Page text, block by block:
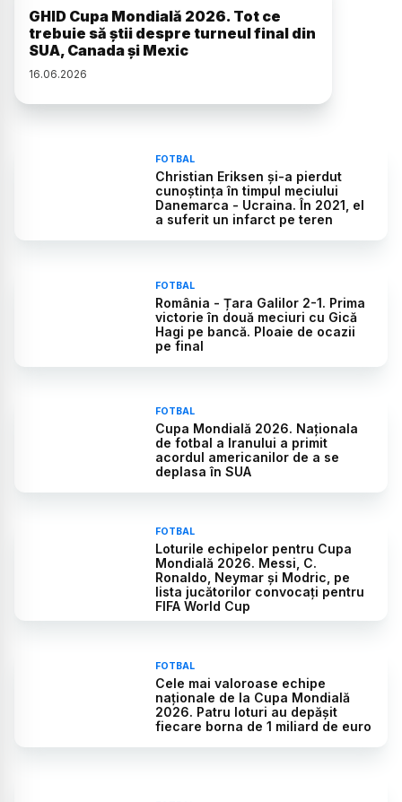
GHID Cupa Mondială 2026. Tot ce
trebuie să știi despre turneul final din
SUA, Canada și Mexic
16.06.2026
FOTBAL
Christian Eriksen și-a pierdut
cunoștința în timpul meciului
Danemarca - Ucraina. În 2021, el
a suferit un infarct pe teren
FOTBAL
România - Țara Galilor 2-1. Prima
victorie în două meciuri cu Gică
Hagi pe bancă. Ploaie de ocazii
pe final
FOTBAL
Cupa Mondială 2026. Naționala
de fotbal a Iranului a primit
acordul americanilor de a se
deplasa în SUA
FOTBAL
Loturile echipelor pentru Cupa
Mondială 2026. Messi, C.
Ronaldo, Neymar și Modric, pe
lista jucătorilor convocați pentru
FIFA World Cup
FOTBAL
Cele mai valoroase echipe
naționale de la Cupa Mondială
2026. Patru loturi au depășit
fiecare borna de 1 miliard de euro